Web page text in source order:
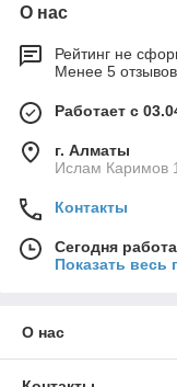
О нас
Рейтинг не
Менее 5
Работает с
г. Алматы
Ислам Каримов
Контакты
Сегодня
Показать весь
О нас